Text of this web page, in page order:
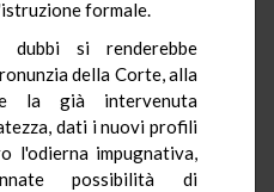
formale.
si renderebbe
della Corte, alla
la già intervenuta
dati i nuovi profili
l'odierna impugnativa,
possibilità di